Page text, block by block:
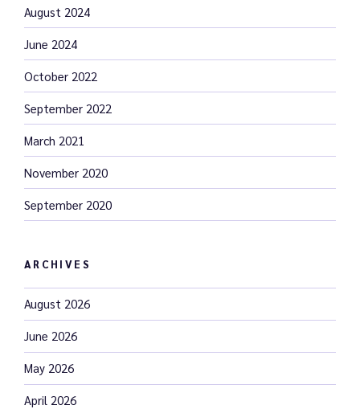
August 2024
June 2024
October 2022
September 2022
March 2021
November 2020
September 2020
ARCHIVES
August 2026
June 2026
May 2026
April 2026